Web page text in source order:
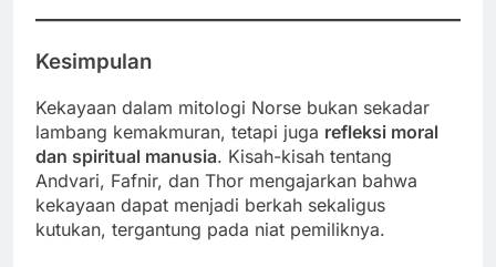
Kesimpulan
Kekayaan dalam mitologi Norse bukan sekadar
lambang kemakmuran, tetapi juga refleksi moral
dan spiritual manusia. Kisah-kisah tentang
Andvari, Fafnir, dan Thor mengajarkan bahwa
kekayaan dapat menjadi berkah sekaligus
kutukan, tergantung pada niat pemiliknya.